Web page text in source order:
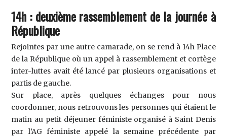
14h : deuxième rassemblement de la journée à
République
Rejointes par une autre camarade, on se rend à 14h Place
de la République où un appel à rassemblement et cortège
inter-luttes avait été lancé par plusieurs organisations et
partis de gauche.
Sur place, après quelques échanges pour nous
coordonner, nous retrouvons les personnes qui étaient le
matin au petit déjeuner féministe organisé à Saint Denis
par l’AG féministe appelé la semaine précédente par